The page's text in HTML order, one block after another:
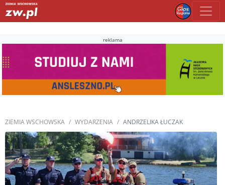
reklama
ZIEMIA WSCHOWSKA WYDARZENIA ANDRZELIKA ŁUCZAK